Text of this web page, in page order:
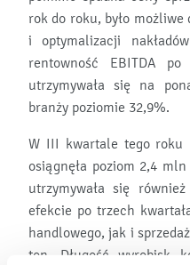
rok do roku, było
i optymalizacji
rentowność EBITDA
utrzymywała się na
branży poziomie 32,9%.
W III kwartale tego roku
osiągnęła poziom 2,4
utrzymywała się
efekcie po trzech
handlowego, jak i
ton. Długość wyrobisk